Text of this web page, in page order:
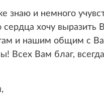
знаю и немного
сердца хочу
и нашим общим с
Всех Вам благ,